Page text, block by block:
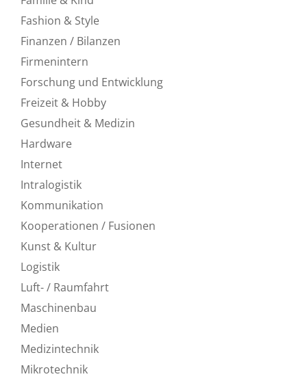
Fashion & Style
Finanzen / Bilanzen
Firmenintern
Forschung und Entwicklung
Freizeit & Hobby
Gesundheit & Medizin
Hardware
Internet
Intralogistik
Kommunikation
Kooperationen / Fusionen
Kunst & Kultur
Logistik
Luft- / Raumfahrt
Maschinenbau
Medien
Medizintechnik
Mikrotechnik